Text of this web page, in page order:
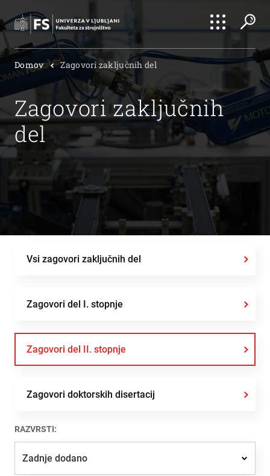
Išči
Išči
Domov Zagovori zaključnih del
Zagovori zaključnih
del
Vsi zagovori zaključnih del
Zagovori del I. stopnje
Zagovori del II. stopnje
Zagovori doktorskih disertacij
RAZVRSTI:
Zadnje dodano